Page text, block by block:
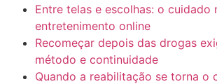
Entre telas e escolhas: o cuidado
entretenimento online
Recomeçar depois das drogas
método e continuidade
Quando a reabilitação se torna o